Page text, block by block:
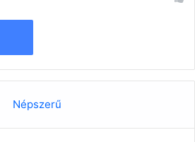
Népszerű